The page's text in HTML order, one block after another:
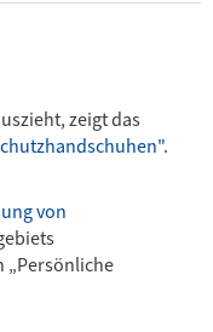
zeigt das
.
von
„Persönliche